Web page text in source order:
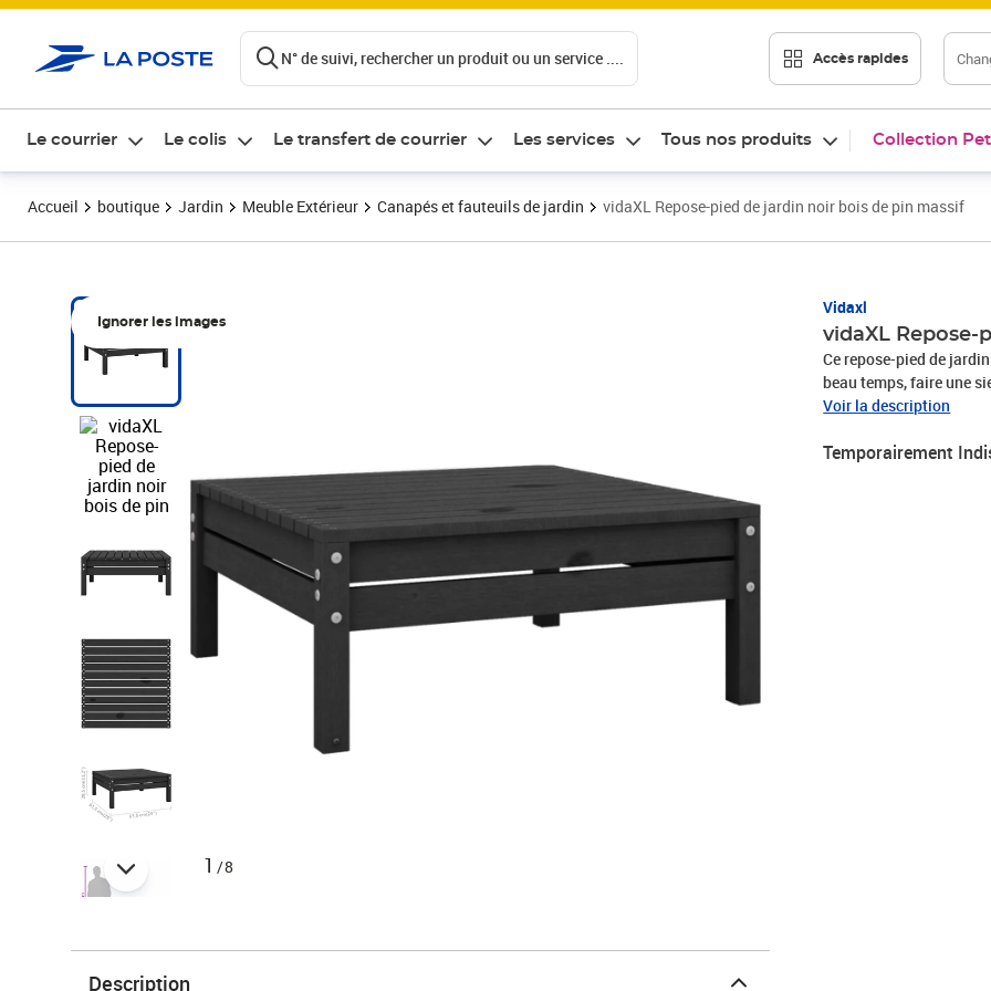
N° de suivi, rechercher un produit ou un service .... Accès rapides
Le courrier Le colis Le transfert de courrier Les services Tous nos produits Collection
Accueil boutique Jardin Meuble Extérieur Canapés et fauteuils de jardin vidaXL Repose-pied de jardin noir bois de pin massif
Ignorer les images
1 /8
Vidaxl
vidaXL
Ce repose-pied de
beau temps, faire une
pied d'extérieur est
qui le rend
noirMatériau : bois de
Voir la description
Temporairement
Description